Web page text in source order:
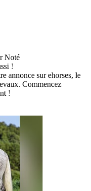
Noté
!
annonce sur ehorses, le
Commencez
!